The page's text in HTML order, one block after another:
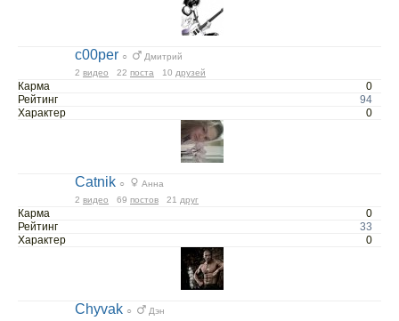
c00per ○
Дмитрий
2 видео 22 поста 10 друзей
Карма
0
Рейтинг
94
Характер
0
Catnik ○
Анна
2 видео 69 постов 21 друг
Карма
0
Рейтинг
33
Характер
0
Chyvak ○
Дэн